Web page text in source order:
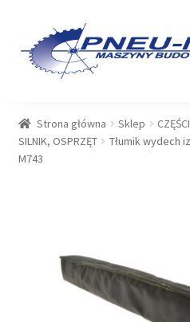
Przejdź
do
nawigacji
Przejdź
do
treści
USŁUGI
PLIKI DO POBRANIA
Strona główna Sklep
SILNIK, OSPRZĘT
Tłumik wydech
M743